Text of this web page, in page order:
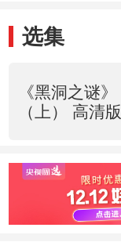
选集
《黑洞之谜》
（上） 高清版